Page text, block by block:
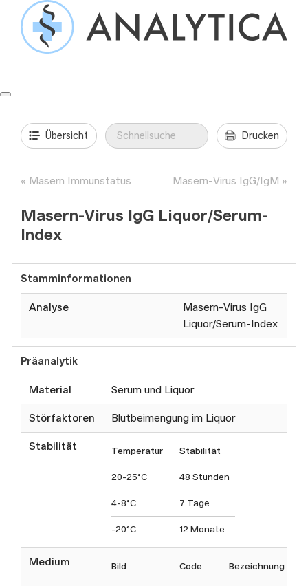
Springe
Inhalt
Übersicht Drucken
Masern Immunstatus Masern-Virus IgG/IgM
Masern-Virus IgG Liquor/Serum-
Index
Stamminformationen
Analyse
Masern-Virus IgG
Liquor/Serum-Index
Präanalytik
Material Serum und Liquor
Störfaktoren Blutbeimengung im Liquor
Stabilität Temperatur Stabilität
20-25°C 48 Stunden
4-8°C 7 Tage
-20°C 12 Monate
Medium Bild Code Bezeichnung